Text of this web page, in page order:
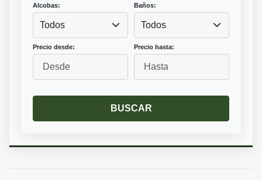
Alcobas:
Todos
Baños:
Todos
Precio desde: Precio hasta:
BUSCAR